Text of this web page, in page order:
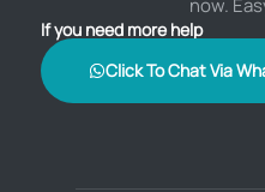
If you need more help
Click To Chat Via